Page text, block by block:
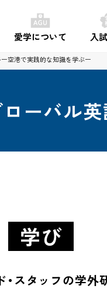
愛学について 入
ー空港で実践的な知識を学ぶー
ローバル
学び
・スタッフの学外